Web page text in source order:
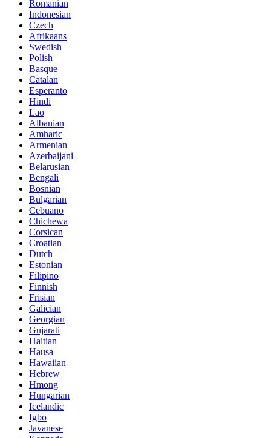
Romanian
Indonesian
Czech
Afrikaans
Swedish
Polish
Basque
Catalan
Esperanto
Hindi
Lao
Albanian
Amharic
Armenian
Azerbaijani
Belarusian
Bengali
Bosnian
Bulgarian
Cebuano
Chichewa
Corsican
Croatian
Dutch
Estonian
Filipino
Finnish
Frisian
Galician
Georgian
Gujarati
Haitian
Hausa
Hawaiian
Hebrew
Hmong
Hungarian
Icelandic
Igbo
Javanese